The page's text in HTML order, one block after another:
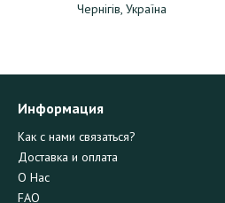
Чернігів, Україна
Информация
Как с нами связаться?
Доставка и оплата
О Нас
FAQ